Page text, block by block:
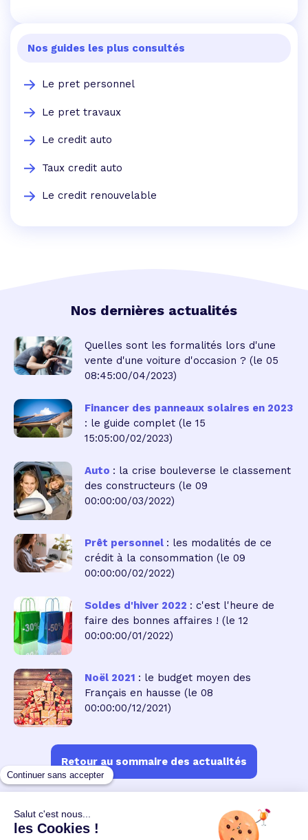
Nos guides les plus consultés
Le pret personnel
Le pret travaux
Le credit auto
Taux credit auto
Le credit renouvelable
Nos dernières actualités
Quelles sont les formalités lors d'une
vente d'une voiture d'occasion ? (le 05
08:45:00/04/2023)
Financer des panneaux solaires en 2023
: le guide complet (le 15
15:05:00/02/2023)
Auto : la crise bouleverse le classement
des constructeurs (le 09
00:00:00/03/2022)
Prêt personnel : les modalités de ce
crédit à la consommation (le 09
00:00:00/02/2022)
Soldes d'hiver 2022 : c'est l'heure de
faire des bonnes affaires ! (le 12
00:00:00/01/2022)
Noël 2021 : le budget moyen des
Français en hausse (le 08
00:00:00/12/2021)
Retour au sommaire des actualités